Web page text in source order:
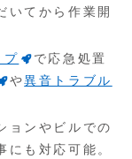
いてから作業開
プ
で応急処置
や異音トラブル
ョンやビルでの
にも対応可能。